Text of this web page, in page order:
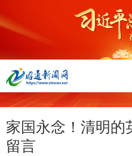
家国永念！清明
留言